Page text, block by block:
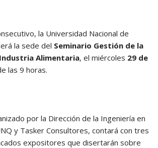
la Universidad Nacional de
la sede del Seminario Gestión de la
Alimentaria, el miércoles 29 de
las 9 horas.
por la Dirección de la Ingeniería en
y Tasker Consultores, contará con tres
expositores que disertarán sobre